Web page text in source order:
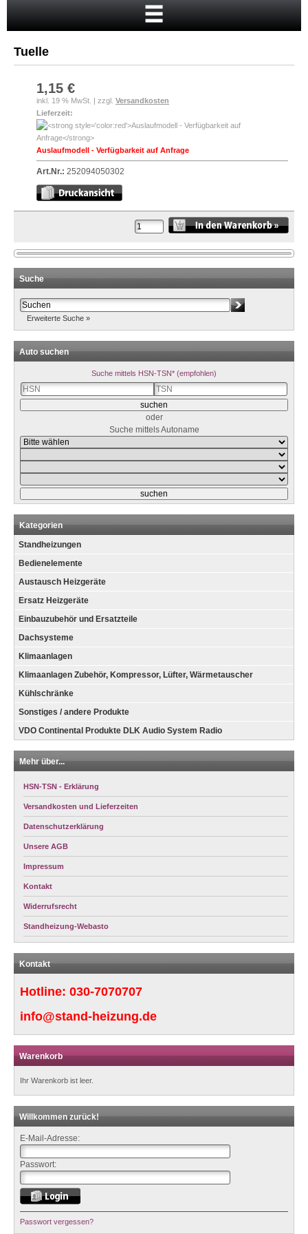
Neukunde?
Kasse
Anmelden
Tuelle
1,15 €
inkl. 19 % MwSt. | zzgl. Versandkosten
Lieferzeit:
Auslaufmodell - Verfügbarkeit auf Anfrage
Art.Nr.: 252094050302
Suche
Erweiterte Suche »
Auto suchen
Suche mittels HSN-TSN* (empfohlen)
oder
Suche mittels Autoname
Kategorien
Standheizungen
Bedienelemente
Austausch Heizgeräte
Ersatz Heizgeräte
Einbauzubehör und Ersatzteile
Dachsysteme
Klimaanlagen
Klimaanlagen Zubehör, Kompressor, Lüfter, Wärmetauscher
Kühlschränke
Sonstiges / andere Produkte
VDO Continental Produkte DLK Audio System Radio
Mehr über...
HSN-TSN - Erklärung
Versandkosten und Lieferzeiten
Datenschutzerklärung
Unsere AGB
Impressum
Kontakt
Widerrufsrecht
Standheizung-Webasto
Kontakt
Hotline: 030-7070707
info@stand-heizung.de
Warenkorb
Ihr Warenkorb ist leer.
Willkommen zurück!
E-Mail-Adresse:
Passwort:
Passwort vergessen?